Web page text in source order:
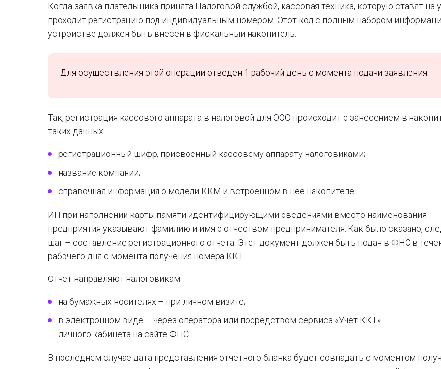
Когда заявка плательщика принята Налоговой службой, кассовая техника, которую ставят на
проходит регистрацию под индивидуальным номером. Этот код с полным набором
устройстве должен быть внесен в фискальный накопитель.
Для осуществления этой операции отведён 1 рабочий день с момента подачи заявления.
Так, регистрация кассового аппарата в налоговой для ООО происходит с занесением в
таких данных:
регистрационный шифр, присвоенный кассовому аппарату налоговиками;
название компании;
справочная информация о модели ККМ и встроенном в нее накопителе.
ИП при наполнении карты памяти идентифицирующими сведениями вместо наименования
предприятия указывают фамилию и имя с отчеством предпринимателя. Как было сказано,
шаг – составление регистрационного отчета. Этот документ должен быть подан в ФНС в
рабочего дня с момента получения номера ККТ.
Отчет направляют налоговикам:
на бумажных носителях – при личном визите;
в электронном виде – через оператора или посредством сервиса «Учет ККТ»
личного кабинета на сайте ФНС.
В последнем случае дата представления отчетного бланка будет совпадать с моментом